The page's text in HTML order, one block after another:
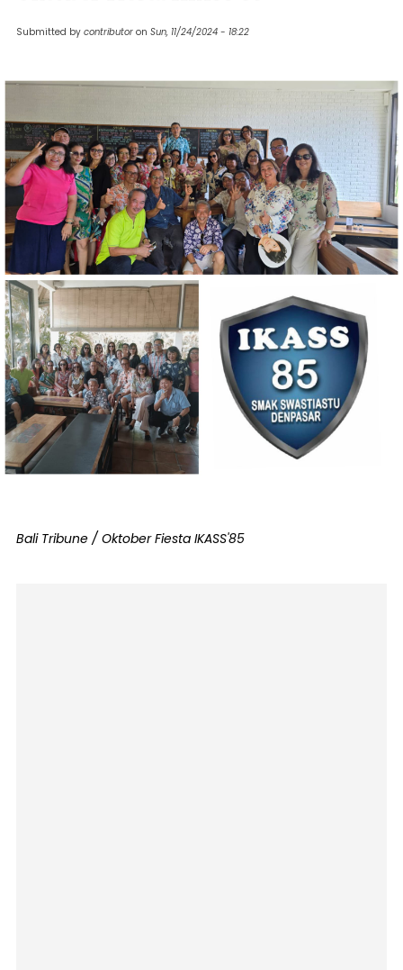
Submitted by contributor on Sun, 11/24/2024 - 18:22
Bali Tribune / Oktober Fiesta IKASS'85